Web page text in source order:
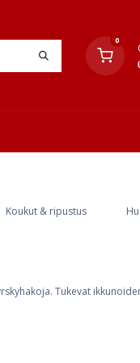
0
Koukut & ripustus
Tukevat